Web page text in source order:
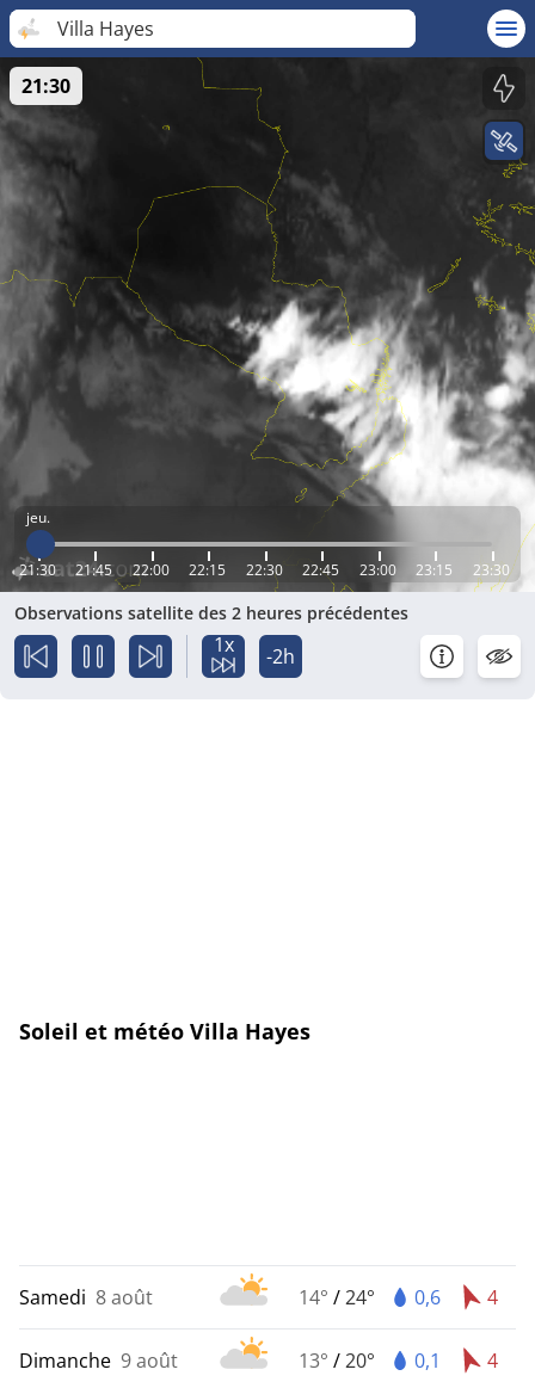
Villa Hayes
jeu.
21:30 21:45 22:00 22:15 22:30 22:45 23:00 23:15 23:30
21:30
Observations satellite des 2 heures précédentes
1x -2h
Soleil et météo Villa Hayes
Samedi 8 août 14° /24° 0,6 4
Dimanche 9 août 13° /20° 0,1 4